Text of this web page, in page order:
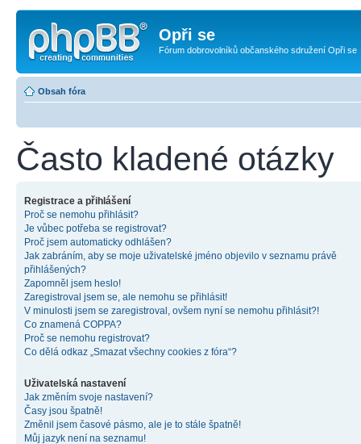
Opři se
Fórum dobrovolníků občanského sdružení Opři se
Obsah fóra
Často kladené otázky
Registrace a přihlášení
Proč se nemohu přihlásit?
Je vůbec potřeba se registrovat?
Proč jsem automaticky odhlášen?
Jak zabráním, aby se moje uživatelské jméno objevilo v seznamu právě
přihlášených?
Zapomněl jsem heslo!
Zaregistroval jsem se, ale nemohu se přihlásit!
V minulosti jsem se zaregistroval, ovšem nyní se nemohu přihlásit?!
Co znamená COPPA?
Proč se nemohu registrovat?
Co dělá odkaz „Smazat všechny cookies z fóra“?
Uživatelská nastavení
Jak změním svoje nastavení?
Časy jsou špatně!
Změnil jsem časové pásmo, ale je to stále špatně!
Můj jazyk není na seznamu!